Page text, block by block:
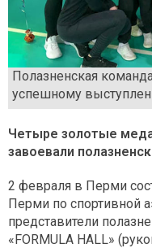
Полазненская
успешному
Четыре золотые
завоевали
2 февраля в Перми
Перми по спортивной
представители
«FORMULA HALL»